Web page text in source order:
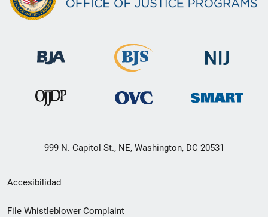
999 N. Capitol St., NE, Washington, DC 20531
Menú
de
Accesibilidad
File Whistleblower Complaint